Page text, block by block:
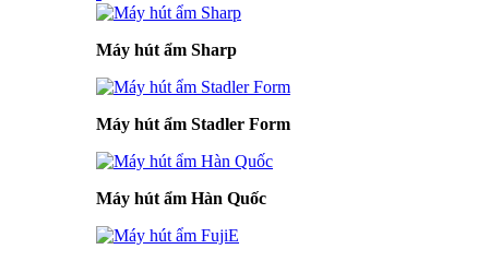
Máy hút ẩm Sharp
Máy hút ẩm Stadler Form
Máy hút ẩm Hàn Quốc